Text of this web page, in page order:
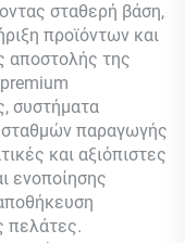
σταθερή βάση,
προϊόντων και
αποστολής της
συστήματα
σταθμών παραγωγής
και αξιόπιστες
ενοποίησης
πελάτες.